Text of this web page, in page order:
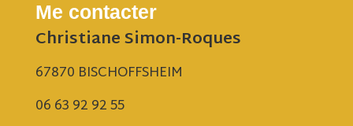
Me contacter
Christiane Simon-Roques
67870 BISCHOFFSHEIM
06 63 92 92 55